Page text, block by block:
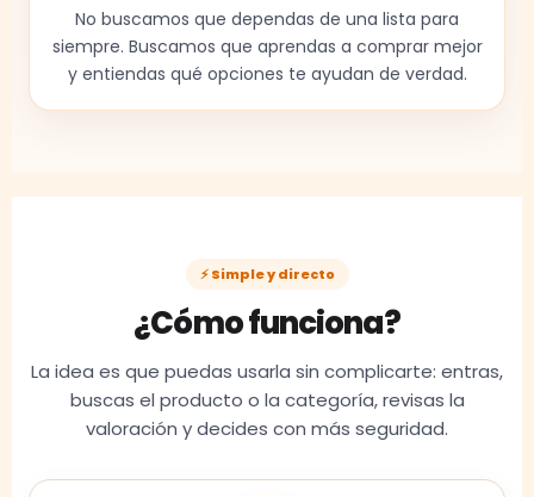
No buscamos que dependas de una lista para
siempre. Buscamos que aprendas a comprar mejor
y entiendas qué opciones te ayudan de verdad.
⚡ Simple y directo
¿Cómo funciona?
La idea es que puedas usarla sin complicarte: entras,
buscas el producto o la categoría, revisas la
valoración y decides con más seguridad.